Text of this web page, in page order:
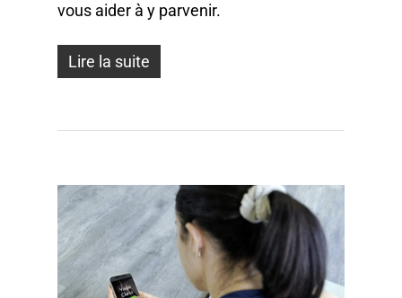
vous aider à y parvenir.
Lire la suite